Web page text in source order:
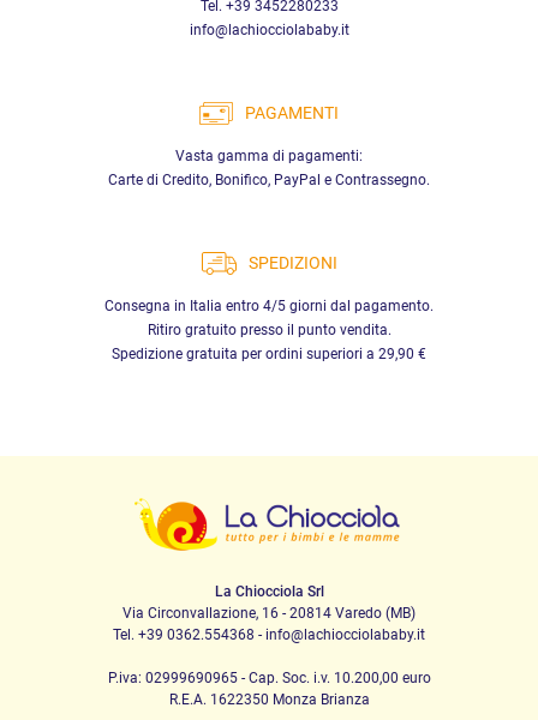
Tel. +39 3452280233
info@lachiocciolababy.it
PAGAMENTI
Vasta gamma di pagamenti:
Carte di Credito, Bonifico, PayPal e Contrassegno.
SPEDIZIONI
Consegna in Italia entro 4/5 giorni dal pagamento.
Ritiro gratuito presso il punto vendita.
Spedizione gratuita per ordini superiori a 29,90 €
La Chiocciola Srl
Via Circonvallazione, 16 - 20814 Varedo (MB)
Tel. +39 0362.554368 - info@lachiocciolababy.it
P.iva: 02999690965 - Cap. Soc. i.v. 10.200,00 euro
R.E.A. 1622350 Monza Brianza